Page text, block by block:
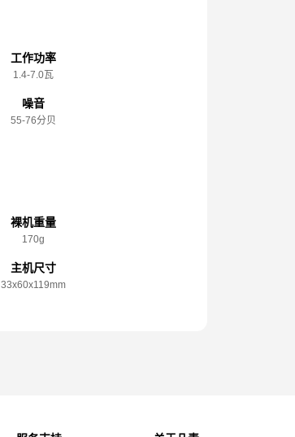
工作功率
1.4-7.0瓦
噪音
55-76分贝
裸机重量
170g
主机尺寸
33x️60x️119mm